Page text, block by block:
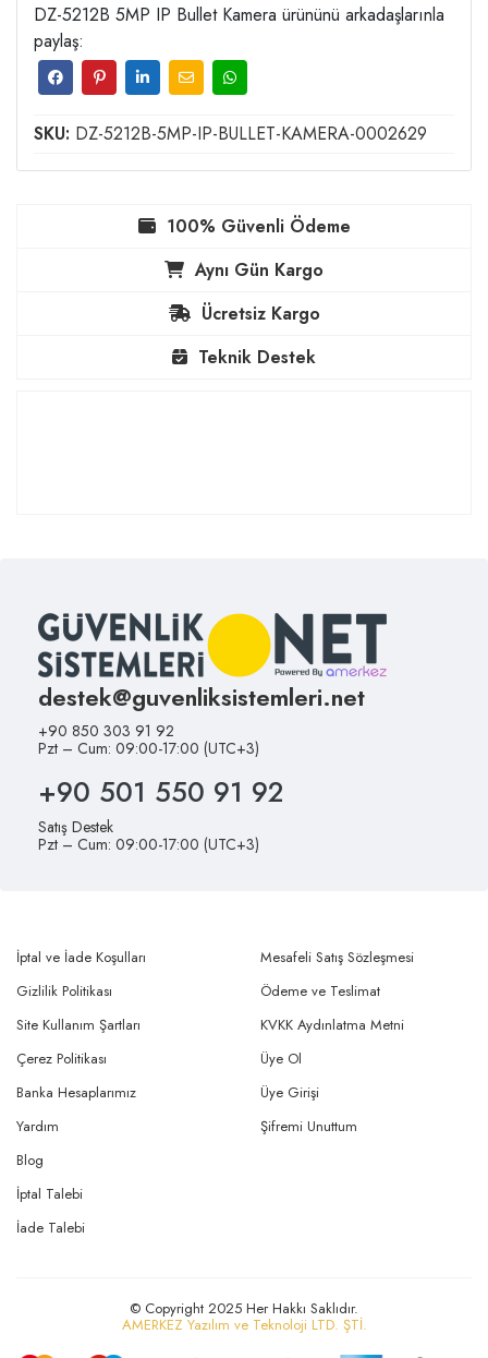
DZ-5212B 5MP IP Bullet Kamera ürününü arkadaşlarınla
paylaş:
SKU: DZ-5212B-5MP-IP-BULLET-KAMERA-0002629
100% Güvenli Ödeme
Aynı Gün Kargo
Ücretsiz Kargo
Teknik Destek
destek@guvenliksistemleri.net
+90 850 303 91 92
Pzt – Cum: 09:00-17:00 (UTC+3)
+90 501 550 91 92
Satış Destek
Pzt – Cum: 09:00-17:00 (UTC+3)
İptal ve İade Koşulları
Gizlilik Politikası
Site Kullanım Şartları
Mesafeli Satış Sözleşmesi
Ödeme ve Teslimat
KVKK Aydınlatma Metni
Çerez Politikası
Banka Hesaplarımız
Yardım
Üye Ol
Üye Girişi
Şifremi Unuttum
Blog
İptal Talebi
İade Talebi
© Copyright 2025 Her Hakkı Saklıdır.
AMERKEZ Yazılım ve Teknoloji LTD. ŞTİ.